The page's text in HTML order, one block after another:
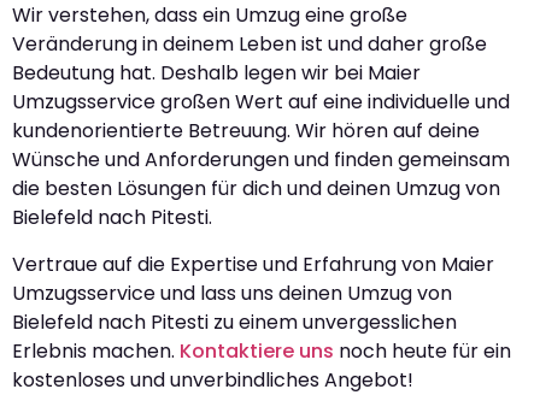
Wir verstehen, dass ein Umzug eine große
Veränderung in deinem Leben ist und daher große
Bedeutung hat. Deshalb legen wir bei Maier
Umzugsservice großen Wert auf eine individuelle und
kundenorientierte Betreuung. Wir hören auf deine
Wünsche und Anforderungen und finden gemeinsam
die besten Lösungen für dich und deinen Umzug von
Bielefeld nach Pitesti.
Vertraue auf die Expertise und Erfahrung von Maier
Umzugsservice und lass uns deinen Umzug von
Bielefeld nach Pitesti zu einem unvergesslichen
Erlebnis machen. Kontaktiere uns noch heute für ein
kostenloses und unverbindliches Angebot!